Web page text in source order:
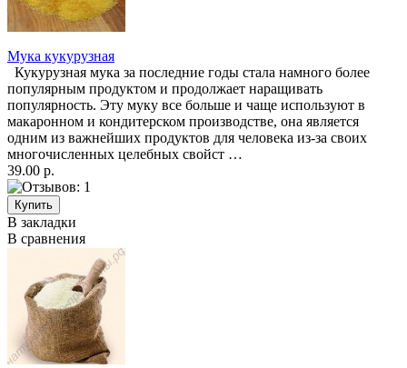
Мука кукурузная
Кукурузная мука за последние годы стала намного более
популярным продуктом и продолжает наращивать
популярность. Эту муку все больше и чаще используют в
макаронном и кондитерском производстве, она является
одним из важнейших продуктов для человека из-за своих
многочисленных целебных свойст …
39.00 р.
В закладки
В сравнения